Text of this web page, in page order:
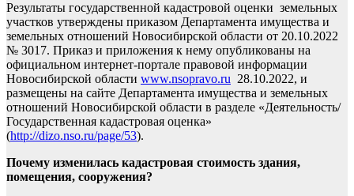
Результаты государственной кадастровой оценки земельных
участков утверждены приказом Департамента имущества и
земельных отношений Новосибирской области от 20.10.2022
№ 3017. Приказ и приложения к нему опубликованы на
официальном интернет-портале правовой информации
Новосибирской области www.nsopravo.ru 28.10.2022, и
размещены на сайте Департамента имущества и земельных
отношений Новосибирской области в разделе «Деятельность/
Государственная кадастровая оценка»
(http://dizo.nso.ru/page/53).
Почему изменилась кадастровая стоимость здания,
помещения, сооружения?